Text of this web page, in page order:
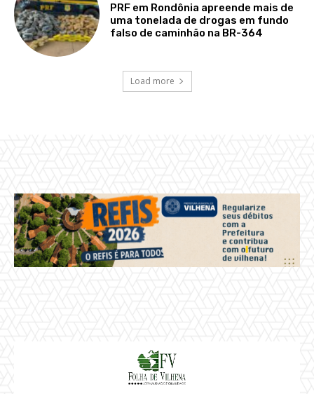
PRF em Rondônia apreende mais de
uma tonelada de drogas em fundo
falso de caminhão na BR-364
Load more